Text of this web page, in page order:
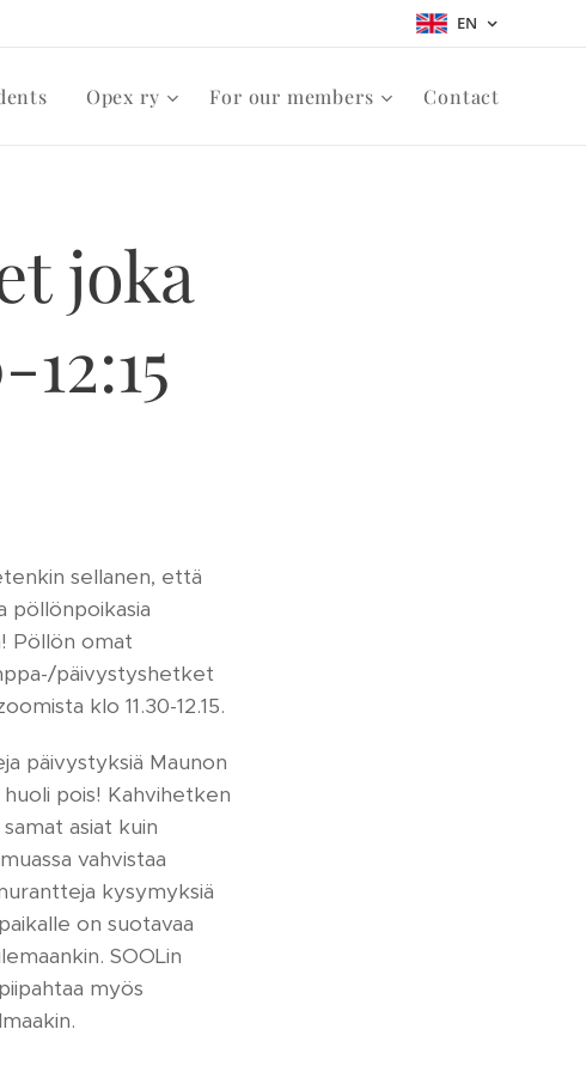
EN
Opex ry For our members Contact
joka
sellanen, että
pöllönpoikasia
Pöllön omat
päivystyshetket
klo 11.30-12.15.
päivystyksiä Maunon
pois! Kahvihetken
asiat kuin
vahvistaa
kysymyksiä
on suotavaa
SOOLin
myös